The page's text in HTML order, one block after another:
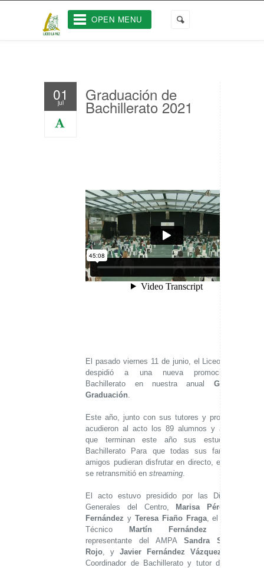
OPEN MENU
01
jul Graduación de
Bachillerato 2021
El pasado viernes 11 de junio, el Liceo La Paz
despidió a una nueva promoción de
Bachillerato en nuestra anual Gala de
Graduación
Este año, junto con sus tutores y profesores,
acudieron al acto los 89 alumnos y alumnas
que terminan este año sus estudios de
Bachillerato Para que todas sus familias y
amigos pudieran disfrutar en directo, el evento
se retransmitió enstreaming
El acto estuvo presidido por las Directoras
Generales del Centro, Marisa Pérez-Roca
Fernández y Teresa Fiaño Fraga, el Director
Técnico Martín Fernández López
representante del AMPASandra Sánchez
Rojo , yJavier Fernández Vázquez
Coordinador de Bachillerato y tutor de 2º de